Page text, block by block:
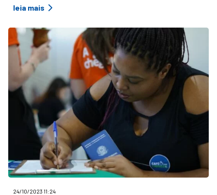
leia mais
24/10/2023 11:24